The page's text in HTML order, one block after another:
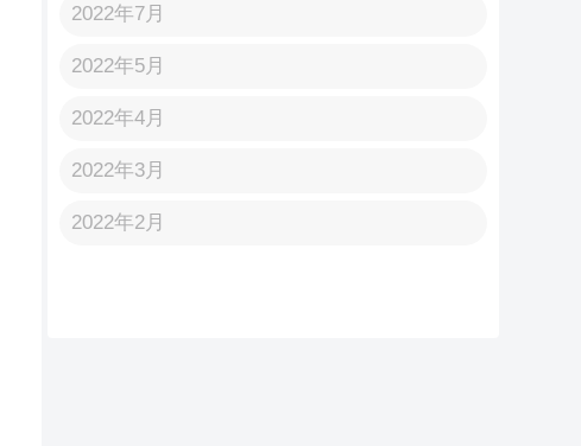
2022年7月
2022年5月
2022年4月
2022年3月
2022年2月